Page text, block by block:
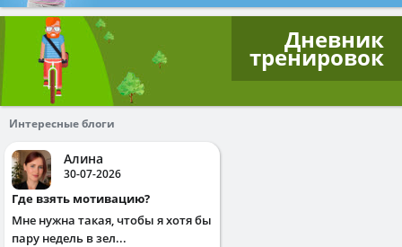
Дневник
тренировок
Интересные блоги
Алина
30-07-2026
Где взять мотивацию?
Мне нужна такая, чтобы я хотя бы
пару недель в зел...